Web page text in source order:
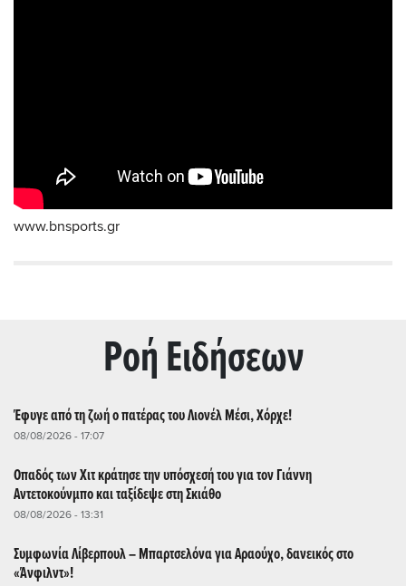
www.bnsports.gr
Ρoή Ειδήσεων
Έφυγε από τη ζωή ο πατέρας του Λιονέλ Μέσι, Χόρχε!
08/08/2026 - 17:07
Οπαδός των Χιτ κράτησε την υπόσχεσή του για τον Γιάννη
Αντετοκούνμπο και ταξίδεψε στη Σκιάθο
08/08/2026 - 13:31
Συμφωνία Λίβερπουλ – Μπαρτσελόνα για Αραούχο, δανεικός στο
«Άνφιλντ»!